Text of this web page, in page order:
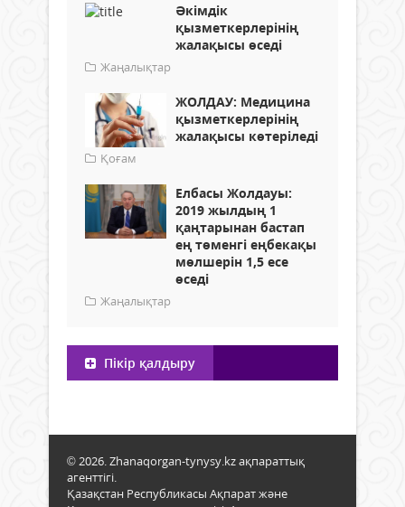
Әкімдік
қызметкерлерінің
жалақысы өседі
Жаңалықтар
ЖОЛДАУ: Медицина
қызметкерлерінің
жалақысы көтеріледі
Қоғам
Елбасы Жолдауы:
2019 жылдың 1
қаңтарынан бастап
ең төменгі еңбекақы
мөлшерін 1,5 есе
өседі
Жаңалықтар
Пікір қалдыру
© 2026. Zhanaqorgan-tynysy.kz ақпараттық
агенттігі.
Қазақстан Республикасы Ақпарат және